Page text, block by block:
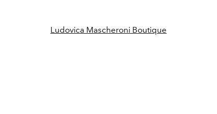
Ludovica Mascheroni Boutique